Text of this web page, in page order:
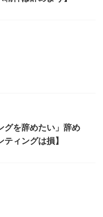
グを辞めたい」辞め
ィングは損】